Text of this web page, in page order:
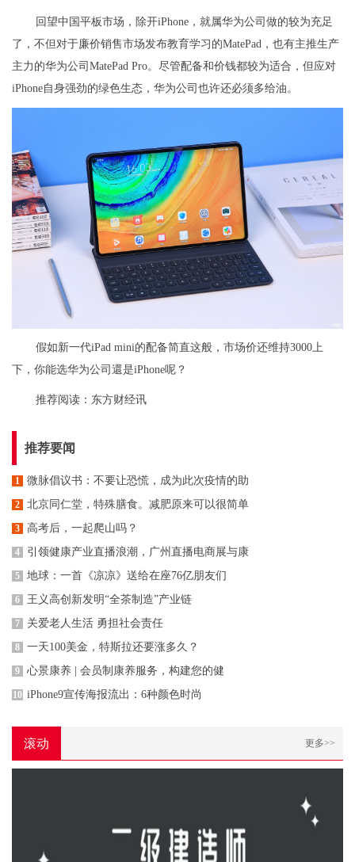
回望中国平板市场，除开iPhone，就属华为公司做的较为充足
了，不但对于廉价销售市场发布教育学习的MatePad，也有主推生产
主力的华为公司MatePad Pro。尽管配备和价钱都较为适合，但应对
iPhone自身强劲的绿色生态，华为公司也许还必须多给油。
假如新一代iPad mini的配备简直这般，市场价还维持3000上
下，你能选华为公司還是iPhone呢？
推荐阅读： 东方财经讯
推荐要闻
1 微脉倡议书：不要让恐慌，成为此次疫情的助
2 北京同仁堂，特殊膳食。减肥原来可以很简单
3 高考后，一起爬山吗？
4 引领健康产业直播浪潮，广州直播电商展与康
5 地球：一首《凉凉》送给在座76亿朋友们
6 王义高创新发明“全茶制造”产业链
7 关爱老人生活 勇担社会责任
8 一天100美金，特斯拉还要涨多久？
9 心景康养 | 会员制康养服务，构建您的健
10 iPhone9宣传海报流出：6种颜色时尚
滚动 更多>>